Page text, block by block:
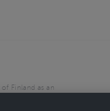
Finland as an